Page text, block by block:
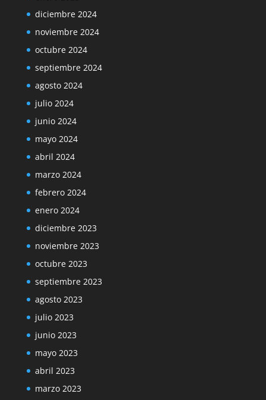
diciembre 2024
noviembre 2024
octubre 2024
septiembre 2024
agosto 2024
julio 2024
junio 2024
mayo 2024
abril 2024
marzo 2024
febrero 2024
enero 2024
diciembre 2023
noviembre 2023
octubre 2023
septiembre 2023
agosto 2023
julio 2023
junio 2023
mayo 2023
abril 2023
marzo 2023